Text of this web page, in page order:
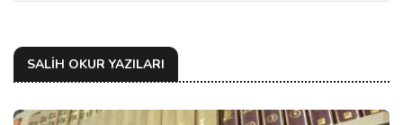
SALIH OKUR YAZILARI